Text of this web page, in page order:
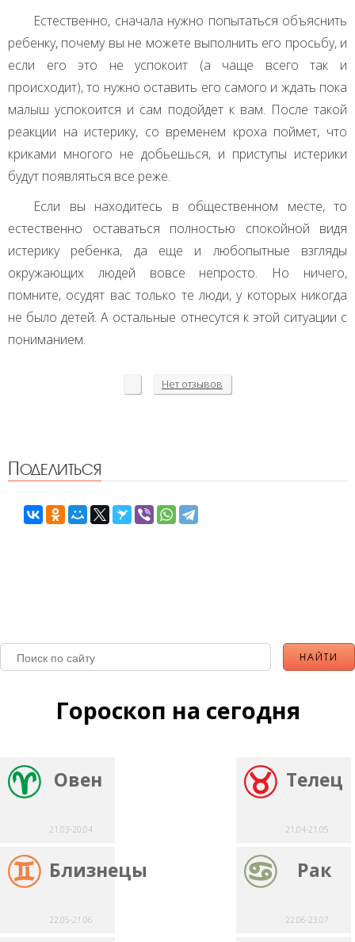
Естественно, сначала нужно попытаться объяснить
ребенку, почему вы не можете выполнить его просьбу, и
если его это не успокоит (а чаще всего так и
происходит), то нужно оставить его самого и ждать пока
малыш успокоится и сам подойдет к вам. После такой
реакции на истерику, со временем кроха поймет, что
криками многого не добьешься, и приступы истерики
будут появляться все реже.
Если вы находитесь в общественном месте, то
естественно оставаться полностью спокойной видя
истерику ребенка, да еще и любопытные взгляды
окружающих людей вовсе непросто. Но ничего,
помните, осудят вас только те люди, у которых никогда
не было детей. А остальные отнесутся к этой ситуации с
пониманием.
Нет отзывов
Поделиться
Гороскоп на сегодня
Овен
21.03-20.04
Телец
21.04-21.05
Близнецы
22.05-21.06
Рак
22.06-23.07